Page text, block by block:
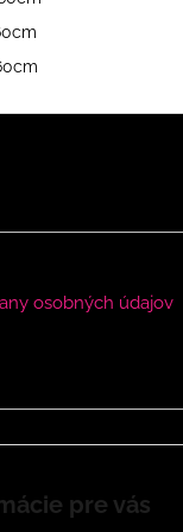
osobných údajov
pre vás